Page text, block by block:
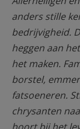
anders stille
bedrijvigheid.
heggen aan
het maken.
borstel,
fatsoeneren.
chrysanten